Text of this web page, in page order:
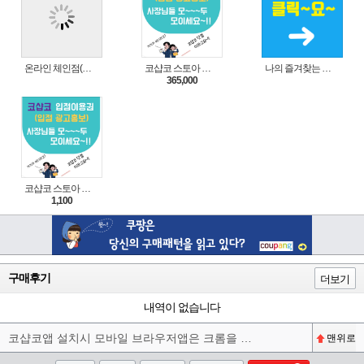
온라인 체인점(가맹점) 분양순서(필독)
코샵코 스토아 입점 1년 이용권
365,000
나의 즐겨찾는 상품 리스트로 편리하게 주문하세요~(쿠팡 다이나믹 배너)
코샵코 스토아 입점 1일 이용권
1,100
구매후기 더보기
내역이 없습니다
코샵코앱 설치시 모바일 브라우저앱은 크롬을 권장합니다^^ 맨위로